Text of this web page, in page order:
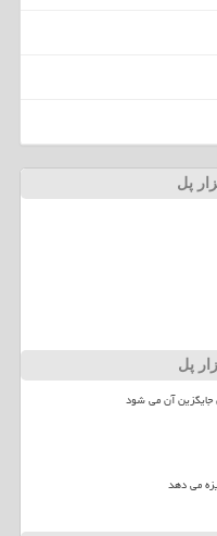
پل
پل
جایگزین آن می شود
می دهد